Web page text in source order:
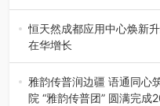
2026年7月21日，2026年
地”（贵州站）主题…
恒天然成都应用中心焕新
在华增长
融合全球研发实力与本土
场创新发展 （7月27日，
雅韵传普润边疆 语通同
院 “雅韵传普团” 圆满完